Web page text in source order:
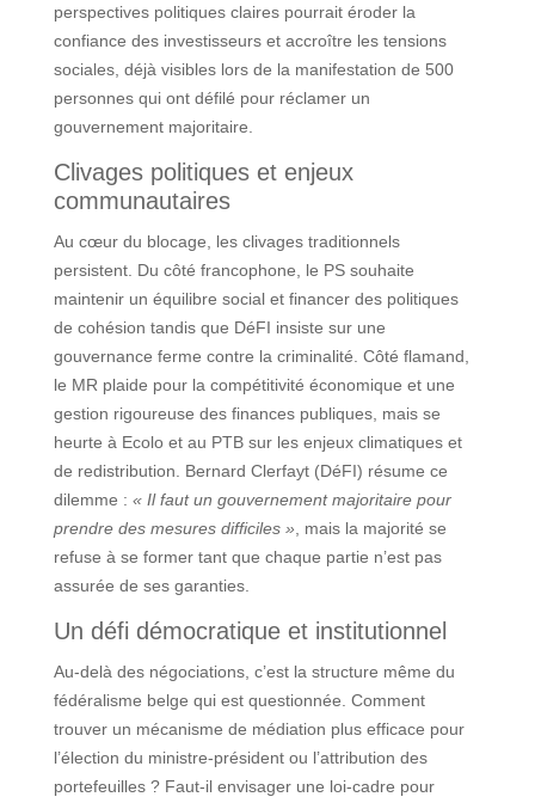
perspectives politiques claires pourrait éroder la
confiance des investisseurs et accroître les tensions
sociales, déjà visibles lors de la manifestation de 500
personnes qui ont défilé pour réclamer un
gouvernement majoritaire.
Clivages politiques et enjeux
communautaires
Au cœur du blocage, les clivages traditionnels
persistent. Du côté francophone, le PS souhaite
maintenir un équilibre social et financer des politiques
de cohésion tandis que DéFI insiste sur une
gouvernance ferme contre la criminalité. Côté flamand,
le MR plaide pour la compétitivité économique et une
gestion rigoureuse des finances publiques, mais se
heurte à Ecolo et au PTB sur les enjeux climatiques et
de redistribution. Bernard Clerfayt (DéFI) résume ce
dilemme : « Il faut un gouvernement majoritaire pour
prendre des mesures difficiles » , mais la majorité se
refuse à se former tant que chaque partie n’est pas
assurée de ses garanties.
Un défi démocratique et institutionnel
Au-delà des négociations, c’est la structure même du
fédéralisme belge qui est questionnée. Comment
trouver un mécanisme de médiation plus efficace pour
l’élection du ministre-président ou l’attribution des
portefeuilles ? Faut-il envisager une loi-cadre pour